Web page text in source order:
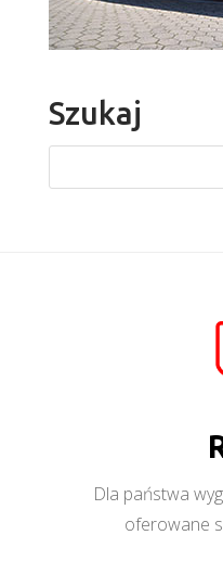
Szukaj
Dla państwa
oferowane